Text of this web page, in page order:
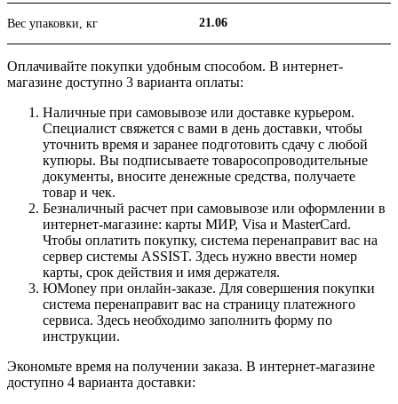
Вес упаковки, кг 21.06
Оплачивайте покупки удобным способом. В интернет-
магазине доступно 3 варианта оплаты:
Наличные при самовывозе или доставке курьером.
Специалист свяжется с вами в день доставки, чтобы
уточнить время и заранее подготовить сдачу с любой
купюры. Вы подписываете товаросопроводительные
документы, вносите денежные средства, получаете
товар и чек.
Безналичный расчет при самовывозе или оформлении в
интернет-магазине: карты МИР, Visa и MasterCard.
Чтобы оплатить покупку, система перенаправит вас на
сервер системы ASSIST. Здесь нужно ввести номер
карты, срок действия и имя держателя.
ЮMoney при онлайн-заказе. Для совершения покупки
система перенаправит вас на страницу платежного
сервиса. Здесь необходимо заполнить форму по
инструкции.
Экономьте время на получении заказа. В интернет-магазине
доступно 4 варианта доставки: